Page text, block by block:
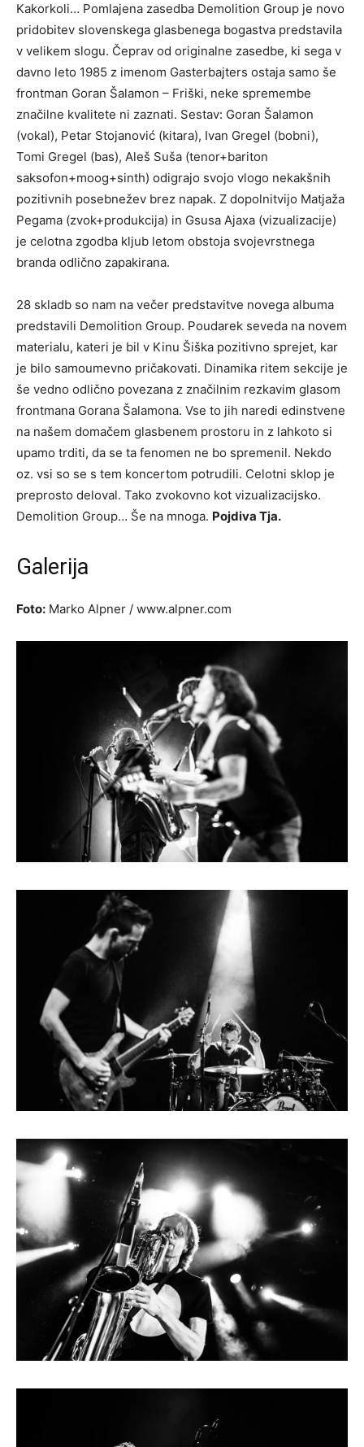
Kakorkoli… Pomlajena zasedba Demolition Group je novo
pridobitev slovenskega glasbenega bogastva predstavila
v velikem slogu. Čeprav od originalne zasedbe, ki sega v
davno leto 1985 z imenom Gasterbajters ostaja samo še
frontman Goran Šalamon – Friški, neke spremembe
značilne kvalitete ni zaznati. Sestav: Goran Šalamon
(vokal), Petar Stojanović (kitara), Ivan Gregel (bobni),
Tomi Gregel (bas), Aleš Suša (tenor+bariton
saksofon+moog+sinth) odigrajo svojo vlogo nekakšnih
pozitivnih posebnežev brez napak. Z dopolnitvijo Matjaža
Pegama (zvok+produkcija) in Gsusa Ajaxa (vizualizacije)
je celotna zgodba kljub letom obstoja svojevrstnega
branda odlično zapakirana.
28 skladb so nam na večer predstavitve novega albuma
predstavili Demolition Group. Poudarek seveda na novem
materialu, kateri je bil v Kinu Šiška pozitivno sprejet, kar
je bilo samoumevno pričakovati. Dinamika ritem sekcije je
še vedno odlično povezana z značilnim rezkavim glasom
frontmana Gorana Šalamona. Vse to jih naredi edinstvene
na našem domačem glasbenem prostoru in z lahkoto si
upamo trditi, da se ta fenomen ne bo spremenil. Nekdo
oz. vsi so se s tem koncertom potrudili. Celotni sklop je
preprosto deloval. Tako zvokovno kot vizualizacijsko.
Demolition Group… Še na mnoga. Pojdiva Tja.
Galerija
Foto: Marko Alpner / www.alpner.com